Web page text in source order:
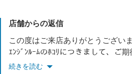
店舗からの返信
この度はご来店ありがとうござい
ｴﾝｼﾞﾝﾙｰﾑのﾎｺﾘにつきまして、ご
至らない点を改善させて頂き、ご期待に
続きを読む